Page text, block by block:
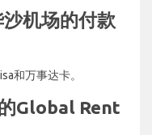
机场的付款
和万事达卡。
Global Rent